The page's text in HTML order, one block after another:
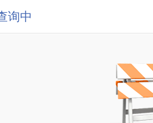
询中